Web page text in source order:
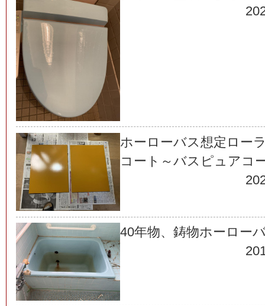
ホーローバス想定ロー
コート～バスピュアコ
40年物、鋳物ホーロー